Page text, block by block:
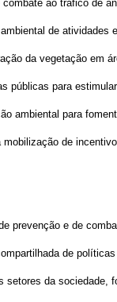
ao tráfico de
de atividades
da vegetação em
públicas para
ambiental para
de
prevenção e de
de
setores da